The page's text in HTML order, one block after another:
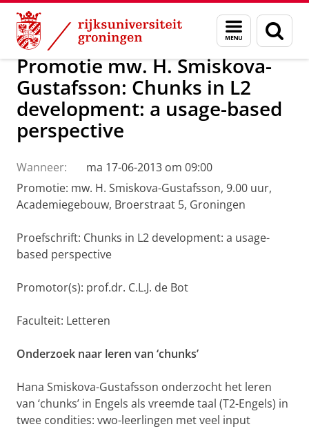
Skip
Content
Skip
Navigation
Menu
en
zoeken
Over ons Actueel Nieuws
Promotie mw. H. Smiskova-
Gustafsson: Chunks in L2
development: a usage-based
perspective
Wanneer:
ma 17-06-2013 om 09:00
Promotie: mw. H. Smiskova-Gustafsson, 9.00 uur,
Academiegebouw, Broerstraat 5, Groningen
Proefschrift: Chunks in L2 development: a usage-
based perspective
Promotor(s): prof.dr. C.L.J. de Bot
Faculteit: Letteren
Onderzoek naar leren van ‘chunks’
Hana Smiskova-Gustafsson onderzocht het leren
van ‘chunks’ in Engels als vreemde taal (T2-Engels) in
twee condities: vwo-leerlingen met veel input